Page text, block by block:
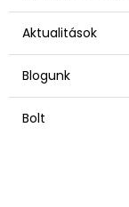
Aktualitások
Blogunk
Bolt